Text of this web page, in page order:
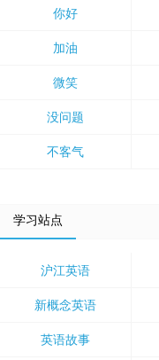
你好
加油
微笑
没问题
不客气
学习站点
沪江英语
新概念英语
英语故事